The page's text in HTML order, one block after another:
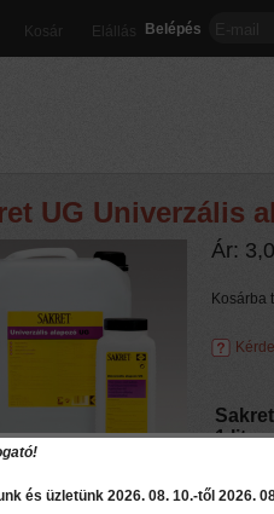
Kosár Elállás Belépés
UG Univerzális
Ár:
Kosárba
1 liter
és üzletünk 2026. 08. 10.-től 2026.